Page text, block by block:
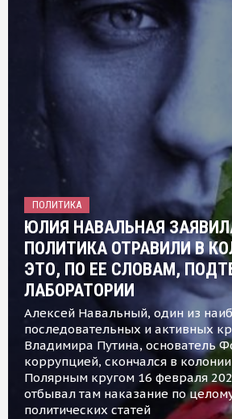
ПОЛИТИКА
ЮЛИЯ НАВАЛЬНАЯ
ПОЛИТИКА ОТРАВИЛИ В
ЭТО, ПО ЕЕ СЛОВАМ,
ЛАБОРАТОРИИ
Алексей Навальный, один из
последовательных и активных
Владимира Путина, основатель
коррупцией, скончался в
Полярным кругом 16 февраля
отбывал там наказание по
политических статей